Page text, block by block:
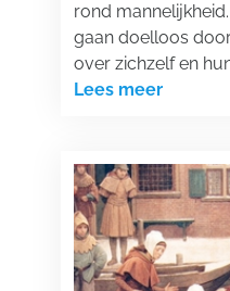
rond
gaan doelloos
over zichzelf en
Lees meer